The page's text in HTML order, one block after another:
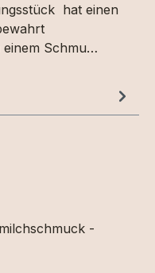
hat einen
einem Schmu…
-